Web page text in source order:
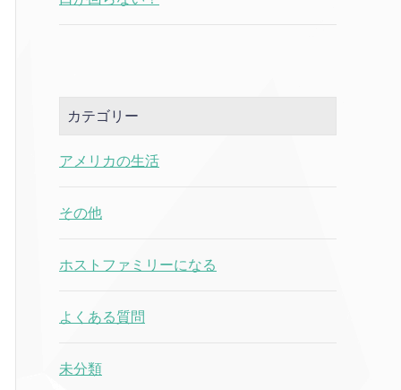
カテゴリー
アメリカの生活
その他
ホストファミリーになる
よくある質問
未分類